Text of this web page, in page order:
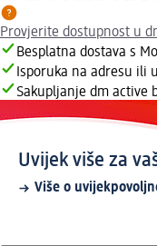
Provjerite dostupnost u
Besplatna dostava s
Isporuka na adresu ili
Sakupljanje dm active
Uvijek više za
Više o